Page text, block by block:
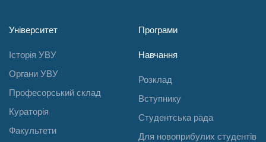
Університет
Історія УВУ
Органи УВУ
Професорський склад
Кураторія
Факультети
Програми
Навчання
Розклад
Вступнику
Студентська рада
Для новоприбулих студентів